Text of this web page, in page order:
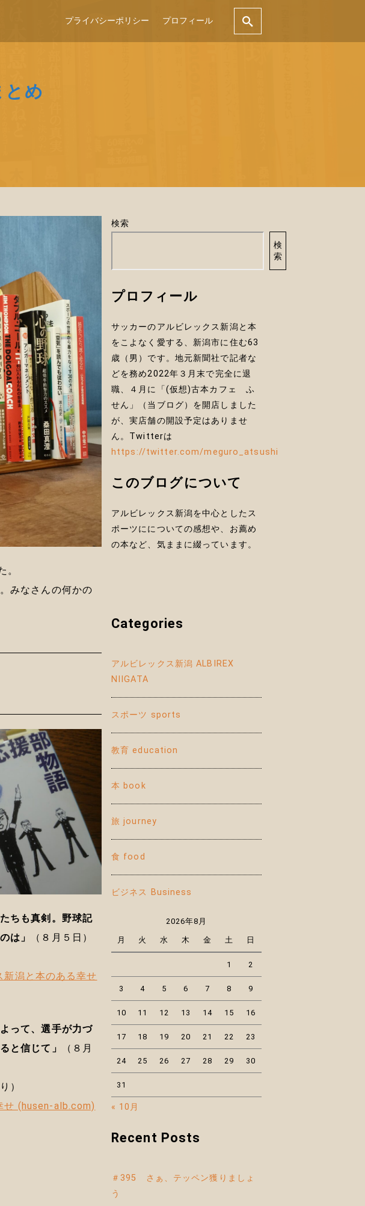
プライバシーポリシー プロフィール
め
。
みなさんの何かの
ちも真剣。野球記
は」
（８月５日）
潟と本のある幸せ
って、選手が力づ
と信じて」
（８月
）
せ (husen-alb.com)
検索
検
索
プロフィール
サッカーのアルビレックス新潟と本
をこよなく愛する、新潟市に住む63
歳（男）です。地元新聞社で記者な
どを務め2022年３月末で完全に退
職、４月に「(仮想)古本カフェ ふ
せん」（当ブログ）を開店しました
が、実店舗の開設予定はありませ
ん。Twitterは
https://twitter.com/meguro_atsushi
このブログについて
アルビレックス新潟を中心としたス
ポーツにについての感想や、お薦め
の本など、気ままに綴っています。
Categories
アルビレックス新潟 ALBIREX
NIIGATA
スポーツ sports
教育 education
本 book
旅 journey
食 food
ビジネス Business
2026年8月
月 火 水 木 金 土 日
1 2
3 4 5 6 7 8 9
10 11 12 13 14 15 16
17 18 19 20 21 22 23
24 25 26 27 28 29 30
31
« 10月
Recent Posts
＃395 さぁ、テッペン獲りましょ
う